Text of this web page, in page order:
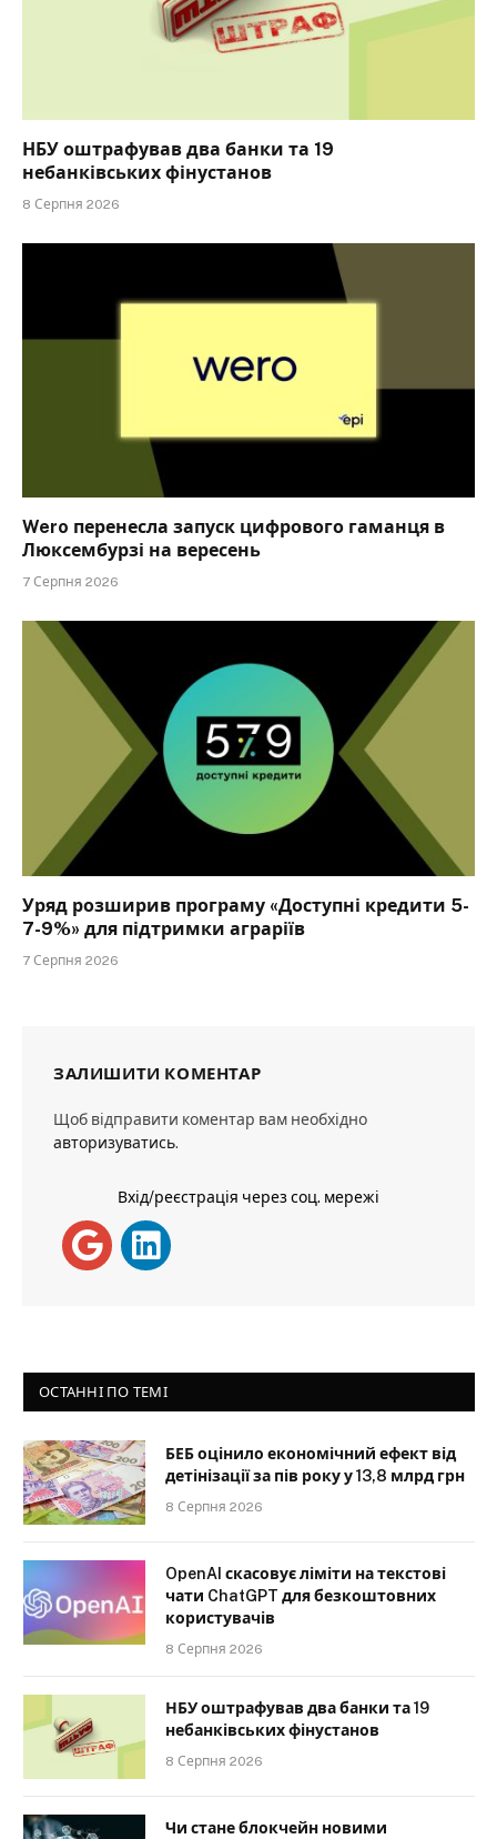
НБУ оштрафував два банки та 19
небанківських фінустанов
8 Серпня 2026
Wero перенесла запуск цифрового гаманця в
Люксембурзі на вересень
7 Серпня 2026
Уряд розширив програму «Доступні кредити 5-
7-9%» для підтримки аграріїв
7 Серпня 2026
ЗАЛИШИТИ КОМЕНТАР
Щоб відправити коментар вам необхідно
авторизуватись.
Вхід/реєстрація через соц. мережі
ОСТАННІ ПО ТЕМІ
БЕБ оцінило економічний ефект від
детінізації за пів року у 13,8 млрд грн
8 Серпня 2026
OpenAI скасовує ліміти на текстові
чати ChatGPT для безкоштовних
користувачів
8 Серпня 2026
НБУ оштрафував два банки та 19
небанківських фінустанов
8 Серпня 2026
Чи стане блокчейн новими